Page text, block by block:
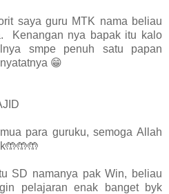
saya guru MTK nama beliau
Kenangan nya bapak itu kalo
smpe penuh satu papan
😁
para guruku, semoga Allah
SD namanya pak Win, beliau
pelajaran enak banget byk